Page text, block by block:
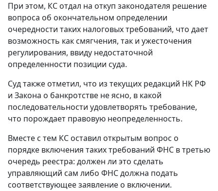
При этом, КС отдал на откуп законодателя решение
вопроса об окончательном определении
очередности таких налоговых требований, что дает
возможность как смягчения, так и ужесточения
регулирования, ввиду недостаточной
определенности позиции суда.
Суд также отметил, что из текущих редакций НК РФ
и Закона о банкротстве не ясно, в какой
последовательности удовлетворять требование,
что порождает правовую неопределенность.
Вместе с тем КС оставил открытым вопрос о
порядке включения таких требований ФНС в третью
очередь реестра: должен ли это сделать
управляющий сам либо ФНС должна подать
соответствующее заявление о включении.